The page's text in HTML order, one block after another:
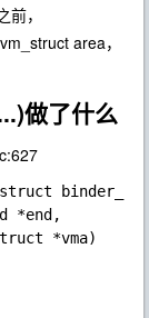
，
area，
做了什么
*end,
*vma)